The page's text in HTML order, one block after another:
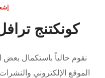
كونكتنج
نقوم حالياً باستكمال بعض
الموقع الإلكتروني